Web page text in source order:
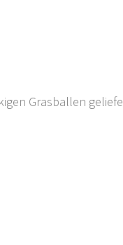
Grasballen